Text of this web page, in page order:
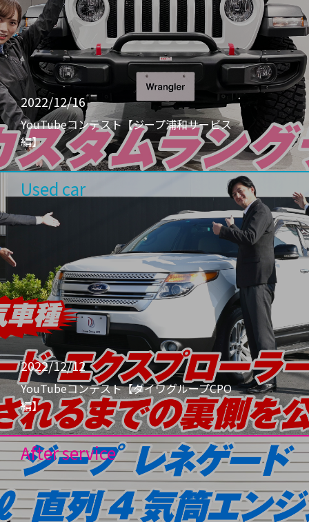
2022/12/16
YouTubeコンテスト【ジープ浦和サービス
編】
Used car
2022/12/12
YouTubeコンテスト【ダイワグループCPO
編】
After service